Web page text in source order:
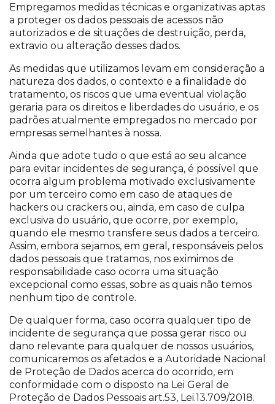
Empregamos medidas técnicas e organizativas aptas
a proteger os dados pessoais de acessos não
autorizados e de situações de destruição, perda,
extravio ou alteração desses dados.
As medidas que utilizamos levam em consideração a
natureza dos dados, o contexto e a finalidade do
tratamento, os riscos que uma eventual violação
geraria para os direitos e liberdades do usuário, e os
padrões atualmente empregados no mercado por
empresas semelhantes à nossa.
Ainda que adote tudo o que está ao seu alcance
para evitar incidentes de segurança, é possível que
ocorra algum problema motivado exclusivamente
por um terceiro como em caso de ataques de
hackers ou crackers ou, ainda, em caso de culpa
exclusiva do usuário, que ocorre, por exemplo,
quando ele mesmo transfere seus dados a terceiro.
Assim, embora sejamos, em geral, responsáveis pelos
dados pessoais que tratamos, nos eximimos de
responsabilidade caso ocorra uma situação
excepcional como essas, sobre as quais não temos
nenhum tipo de controle.
De qualquer forma, caso ocorra qualquer tipo de
incidente de segurança que possa gerar risco ou
dano relevante para qualquer de nossos usuários,
comunicaremos os afetados e a Autoridade Nacional
de Proteção de Dados acerca do ocorrido, em
conformidade com o disposto na Lei Geral de
Proteção de Dados Pessoais art.53, Lei.13.709/2018.